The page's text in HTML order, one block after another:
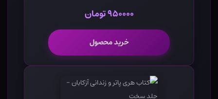
۹۵۰۰۰۰ تومان
خرید محصول